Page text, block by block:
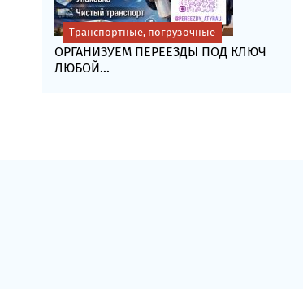
ОРГАНИЗУЕМ ПЕРЕЕЗДЫ ПОД КЛЮЧ
ЛЮБОЙ...
Транспортные, погрузочные